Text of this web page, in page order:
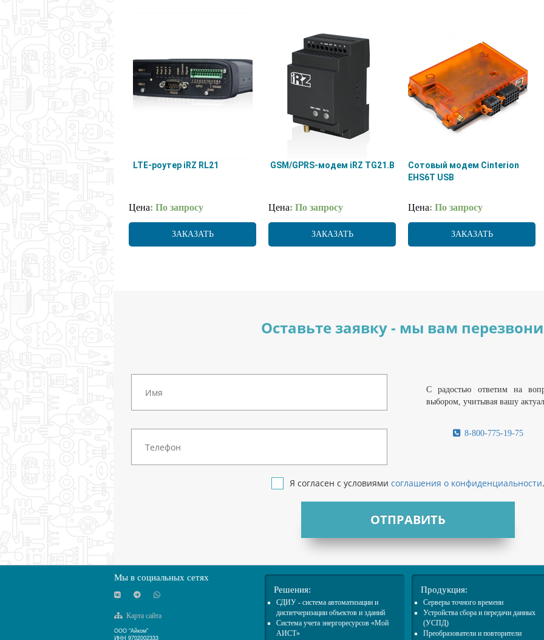
LTE-роутер iRZ RL21
Цена: По запросу
ЗАКАЗАТЬ
GSM/GPRS-модем iRZ TG21.B
Цена: По запросу
ЗАКАЗАТЬ
Сотовый модем Cinterion
EHS6T USB
Цена: По запросу
ЗАКАЗАТЬ
Оставьте заявку - мы вам
С радостью ответим на
выбором, учитывая вашу
8-800-775-19-75
Я согласен с условиями соглашения о конфиденциальности.
ОТПРАВИТЬ
Мы в социальных сетях
Карта сайта
ООО "Айком"
ИНН 9702002333
Решения:
СДИУ - система автоматизации и
диспетчеризации объектов и зданий
Система учета энергоресурсов «Мой
АИСТ»
Продукция:
Cерверы точного времени
Устройства сбора и передачи данных
(УСПД)
Преобразователи и повторители